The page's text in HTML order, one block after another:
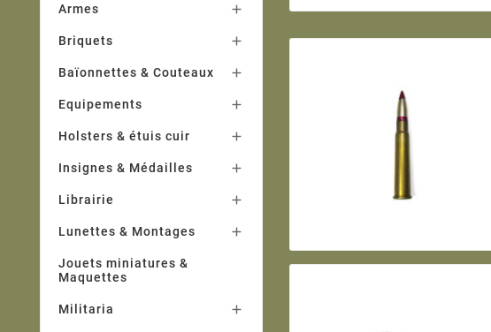
Armes 
Briquets 
Baïonnettes & Couteaux 
Equipements 
Holsters & étuis cuir 
Insignes & Médailles 
Librairie 
Lunettes & Montages 
Jouets miniatures &
Maquettes
Militaria 